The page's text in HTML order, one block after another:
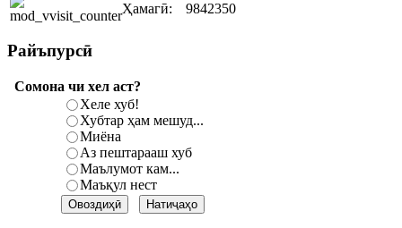
Ҳамагӣ: 9842350
Райъпурсӣ
Сомона чи хел аст?
Хеле хуб!
Хубтар ҳам мешуд...
Миёна
Аз пештарааш хуб
Маълумот кам...
Маъқул нест